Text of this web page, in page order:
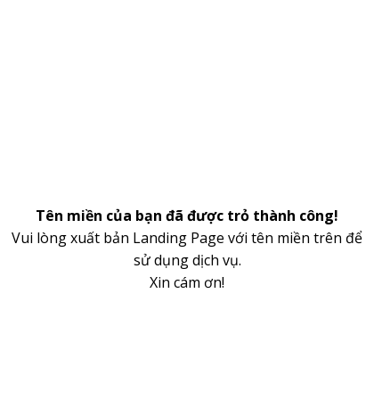
Tên miền của bạn đã được trỏ thành công!
Vui lòng xuất bản Landing Page với tên miền trên để
sử dụng dịch vụ.
Xin cám ơn!